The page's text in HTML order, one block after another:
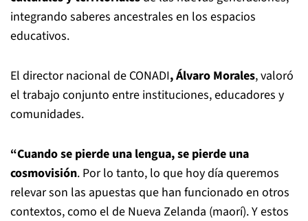
integrando saberes ancestrales en los espacios
educativos.
El director nacional de CONADI, Álvaro Morales, valoró
el trabajo conjunto entre instituciones, educadores y
comunidades.
“Cuando se pierde una lengua, se pierde una
cosmovisión. Por lo tanto, lo que hoy día queremos
relevar son las apuestas que han funcionado en otros
contextos, como el de Nueva Zelanda (maorí). Y estos